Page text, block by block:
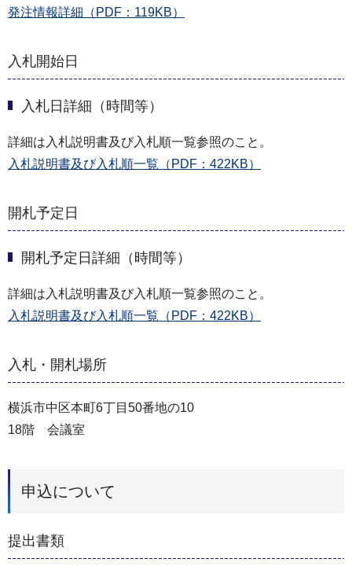
発注情報詳細（PDF：119KB）
入札開始日
入札日詳細（時間等）
詳細は入札説明書及び入札順一覧参照のこと。
入札説明書及び入札順一覧（PDF：422KB）
開札予定日
開札予定日詳細（時間等）
詳細は入札説明書及び入札順一覧参照のこと。
入札説明書及び入札順一覧（PDF：422KB）
入札・開札場所
横浜市中区本町6丁目50番地の10
18階 会議室
申込について
提出書類